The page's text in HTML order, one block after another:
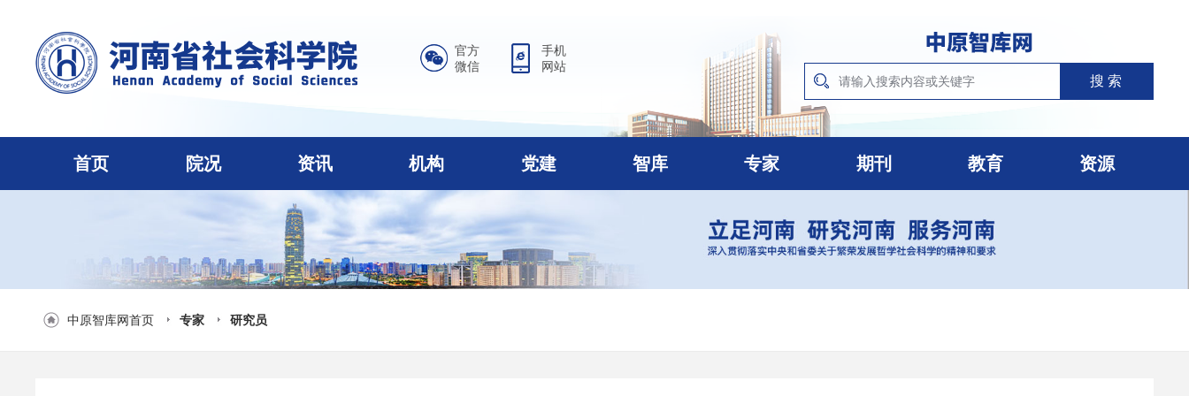
官方
微信
手机
网站
首页 院况 资讯 机构 党建 智库 专家 期刊 教育 资源
中原智库网首页 专家 研究员